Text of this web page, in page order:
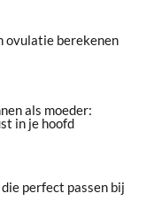
ovulatie berekenen
als moeder:
in je hoofd
perfect passen bij